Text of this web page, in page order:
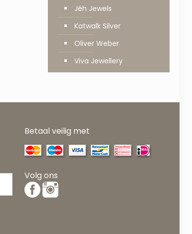
Jéh Jewels
Katwalk Silver
Oliver Weber
Viva Jewellery
Betaal veilig met
Volg ons